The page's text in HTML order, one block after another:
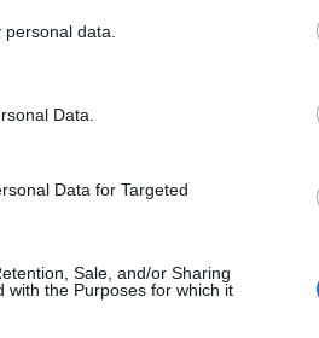
data.
Data.
Data for Targeted
Sale, and/or Sharing
with the Purposes for which it